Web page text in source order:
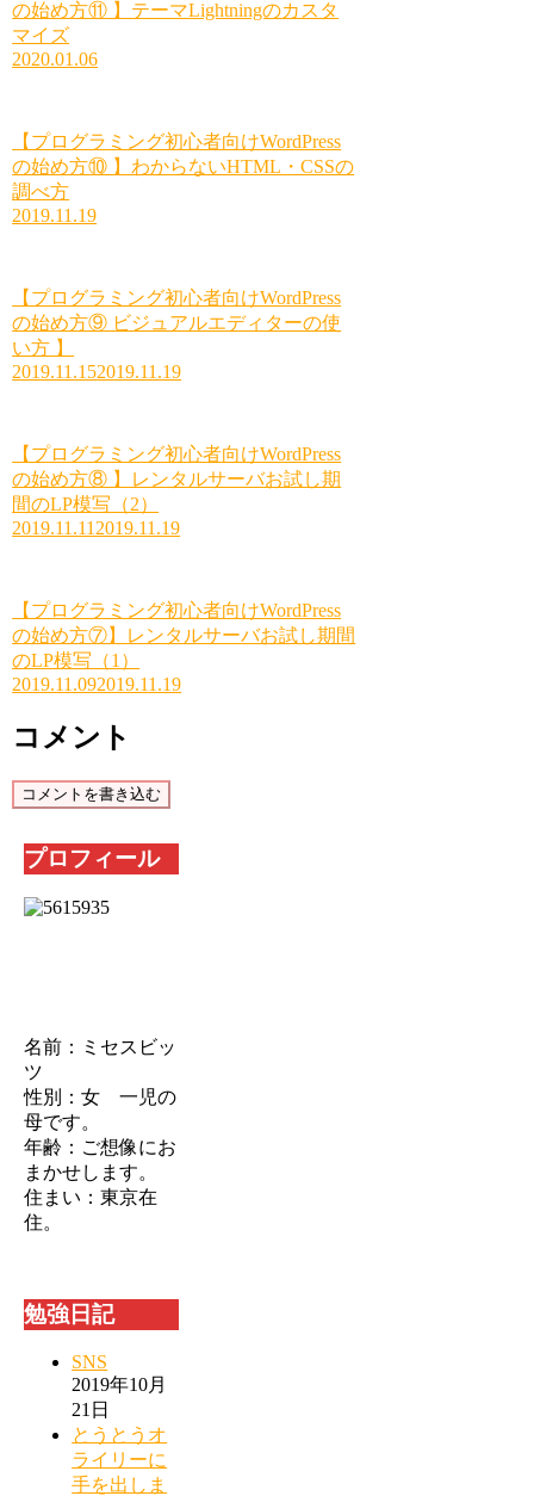
の始め方⑪ 】テーマLightningのカスタ
マイズ
2020.01.06
【プログラミング初心者向けWordPress
の始め方⑩ 】わからないHTML・CSSの
調べ方
2019.11.19
【プログラミング初心者向けWordPress
の始め方⑨ ビジュアルエディターの使
い方 】
2019.11.152019.11.19
【プログラミング初心者向けWordPress
の始め方⑧ 】レンタルサーバお試し期
間のLP模写（2）
2019.11.11 2019.11.19
【プログラミング初心者向けWordPress
の始め方⑦】レンタルサーバお試し期間
のLP模写（1）
2019.11.092019.11.19
コメント
コメントを書き込む
プロフィール
名前：ミセスビッ
ツ
性別：女 一児の
母です。
年齢：ご想像にお
まかせします。
住まい：東京在
住。
勉強日記
SNS
2019年10月
21日
とうとうオ
ライリーに
手を出しま